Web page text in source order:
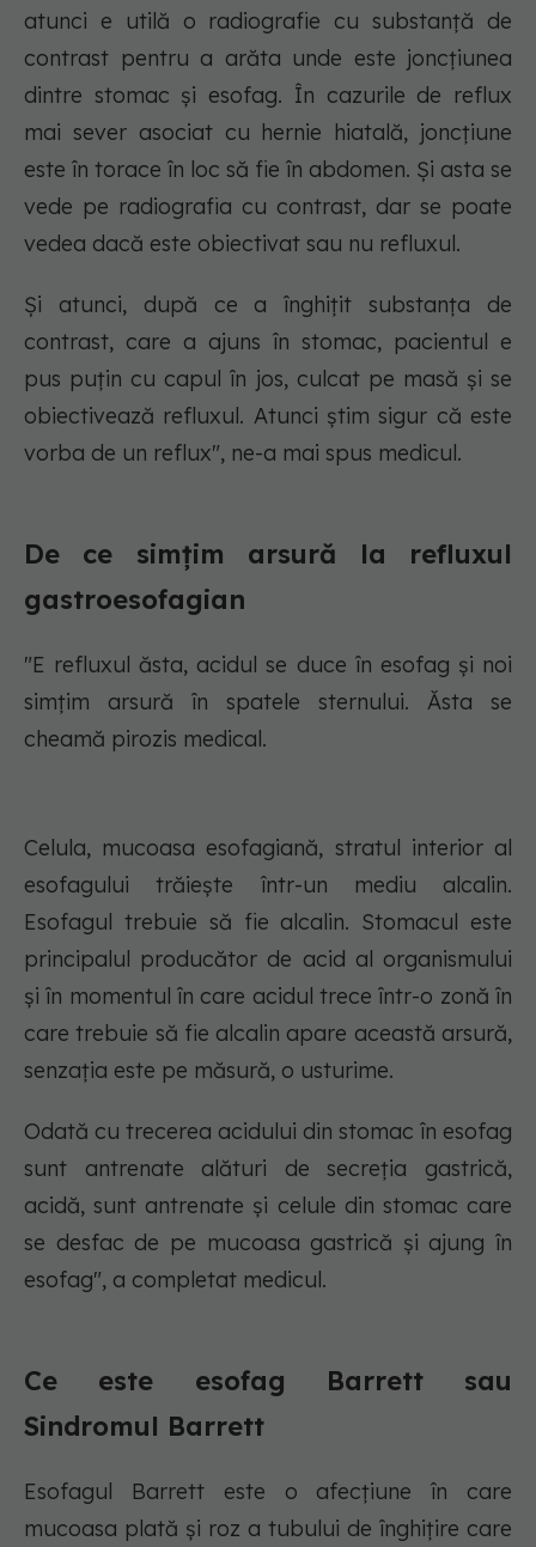
atunci e utilă o radiografie cu substanță de
contrast pentru a arăta unde este joncțiunea
dintre stomac și esofag. În cazurile de reflux
mai sever asociat cu hernie hiatală, joncțiune
este în torace în loc să fie în abdomen. Și asta se
vede pe radiografia cu contrast, dar se poate
vedea dacă este obiectivat sau nu refluxul.
Și atunci, după ce a înghițit substanța de
contrast, care a ajuns în stomac, pacientul e
pus puțin cu capul în jos, culcat pe masă și se
obiectivează refluxul. Atunci știm sigur că este
vorba de un reflux", ne-a mai spus medicul.
De ce simțim arsură la refluxul
gastroesofagian
"E refluxul ăsta, acidul se duce în esofag și noi
simțim arsură în spatele sternului. Ăsta se
cheamă pirozis medical.
Celula, mucoasa esofagiană, stratul interior al
esofagului trăiește într-un mediu alcalin.
Esofagul trebuie să fie alcalin. Stomacul este
principalul producător de acid al organismului
și în momentul în care acidul trece într-o zonă în
care trebuie să fie alcalin apare această arsură,
senzația este pe măsură, o usturime.
Odată cu trecerea acidului din stomac în esofag
sunt antrenate alături de secreția gastrică,
acidă, sunt antrenate și celule din stomac care
se desfac de pe mucoasa gastrică și ajung în
esofag", a completat medicul.
Ce este esofag Barrett sau
Sindromul Barrett
Esofagul Barrett este o afecțiune în care
mucoasa plată și roz a tubului de înghițire care